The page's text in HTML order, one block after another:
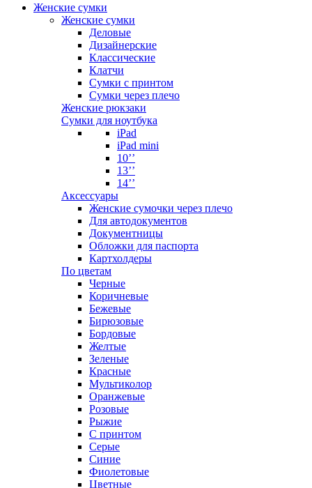
Женские сумки
Женские сумки
Деловые
Дизайнерские
Классические
Клатчи
Сумки с принтом
Сумки через плечо
Женские рюкзаки
Сумки для ноутбука
iPad
iPad mini
10’’
13’’
14’’
Аксессуары
Женские сумочки через плечо
Для автодокументов
Документницы
Обложки для паспорта
Картхолдеры
По цветам
Черные
Коричневые
Бежевые
Бирюзовые
Бордовые
Желтые
Зеленые
Красные
Мультиколор
Оранжевые
Розовые
Рыжие
С принтом
Серые
Синие
Фиолетовые
Цветные